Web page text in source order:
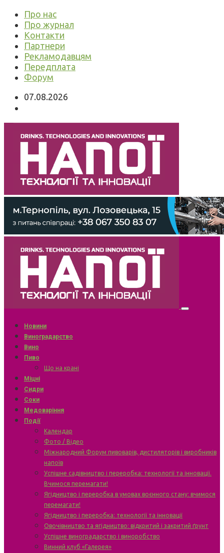
Про нас
Про журнал
Контакти
Партнери
Рекламодавцям
Передплата
Форум
07.08.2026
Новини
Виноградарство
Вино
Пиво
Що на крані
Міцні
Сидри
Соки
Медоваріння
Події
Календар
Фото / Відео
Міжнародний Форум пивоварів, дистиляторів і виробників
напоїв
Успішне садівництво і переробка: технології та інновації.
Вчимося перемагати!
Ягідництво і переробка в умовах воєнного стану: вчимося
перемагати!
Ягідництво і переробка: технології та інновації
Овочівництво та ягідництво: відкритий і закритий ґрунт
Успішне виноградарство і виноробство
Винний клуб «Галерея»